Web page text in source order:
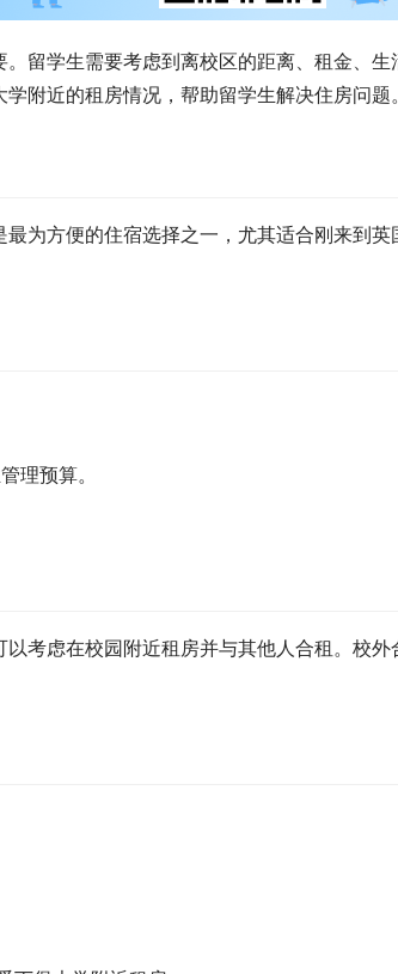
留学生需要考虑到离校区的距离、租金、生
附近的租房情况，帮助留学生解决住房问题。
为方便的住宿选择之一，尤其适合刚来到英
理预算。
考虑在校园附近租房并与其他人合租。校外